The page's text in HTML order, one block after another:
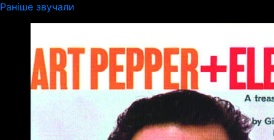
Раніше звучали